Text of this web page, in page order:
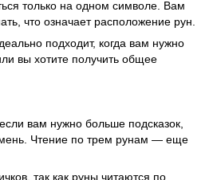
только на одном символе. Вам
что означает расположение рун.
подходит, когда вам нужно
вы хотите получить общее
вам нужно больше подсказок,
Чтение по трем рунам — еще
так как руны читаются по